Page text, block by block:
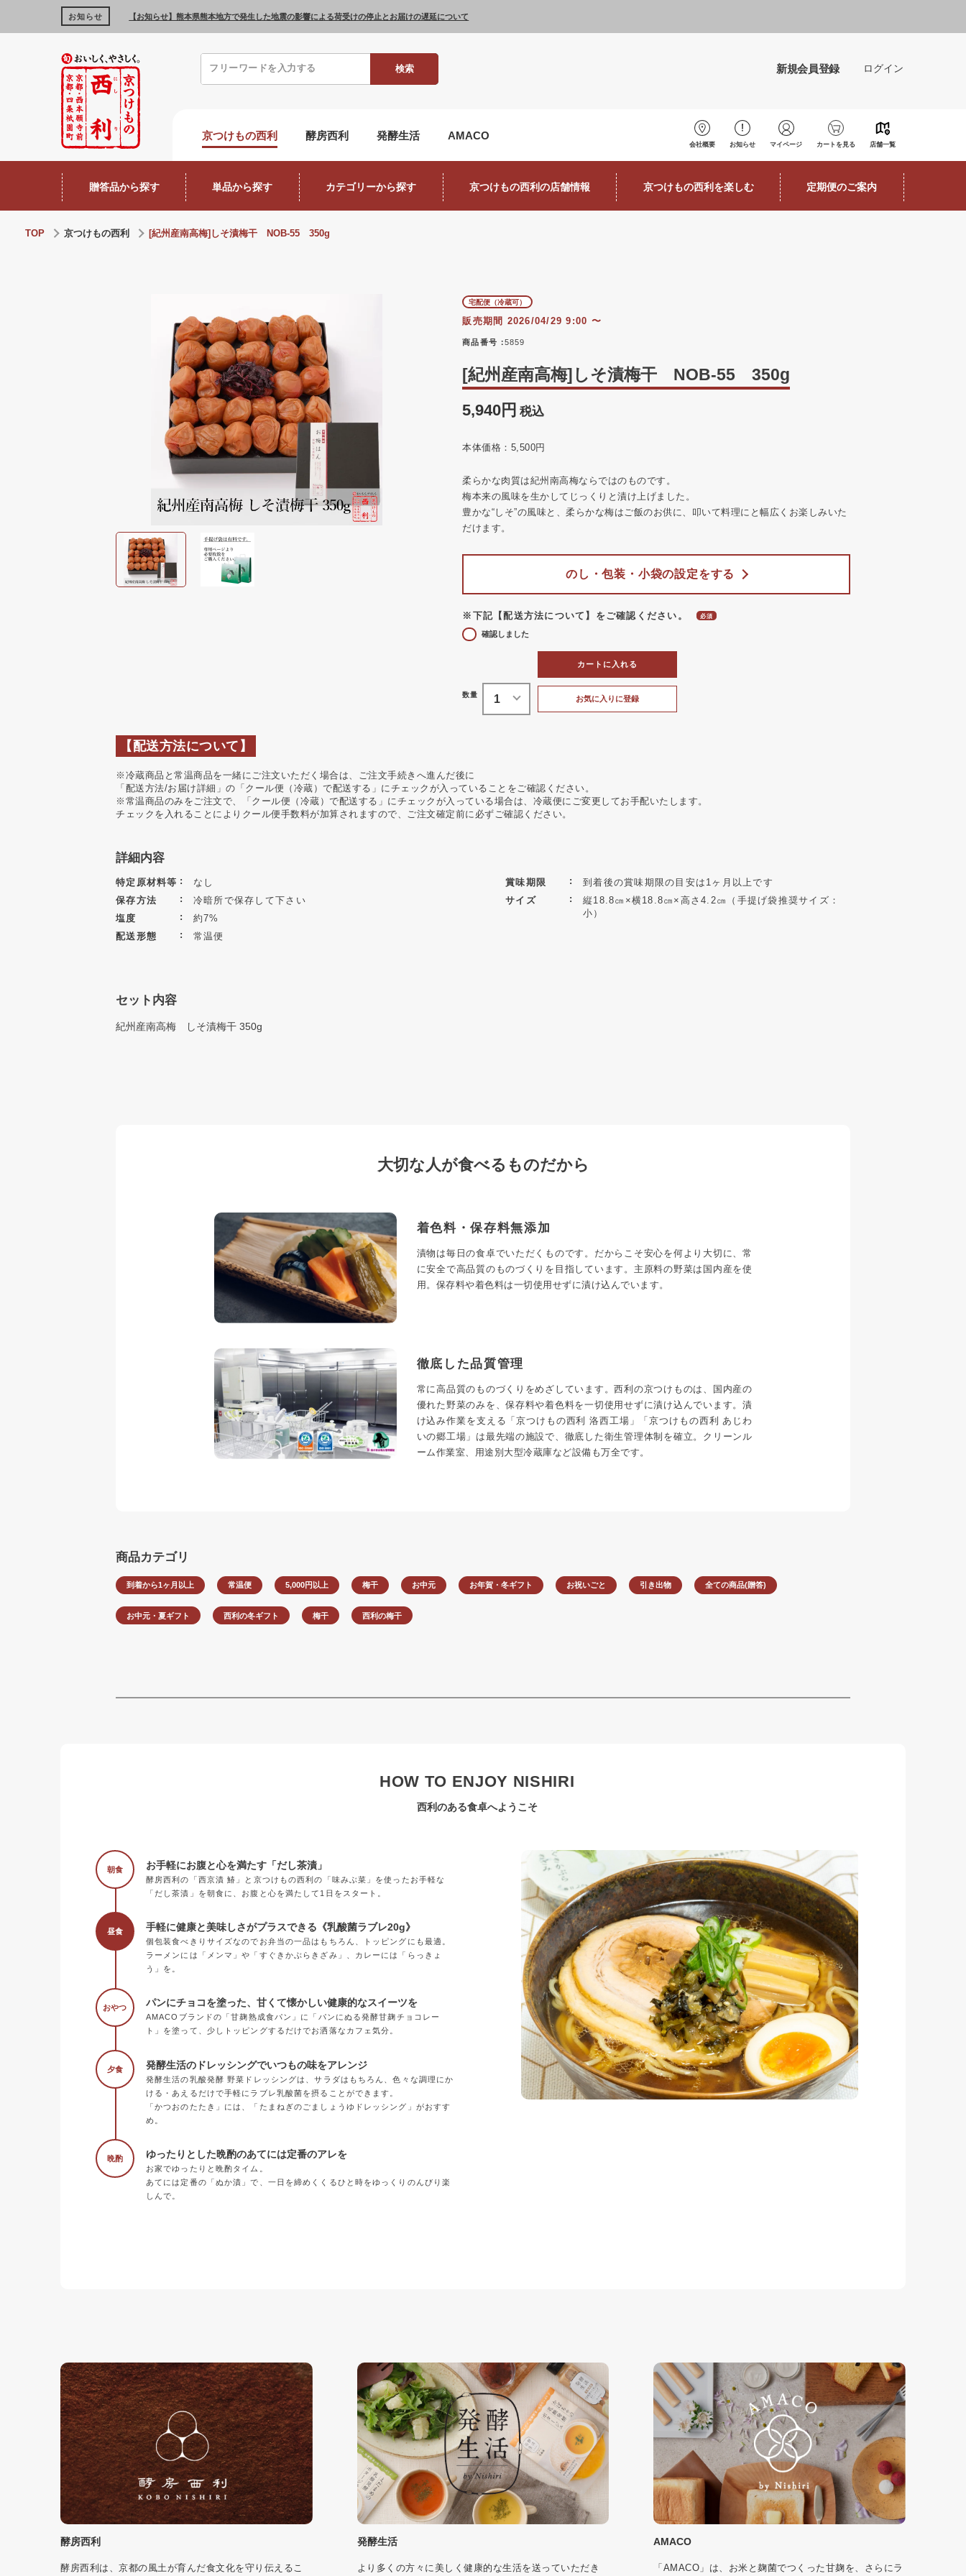
お知らせ 【お知らせ】熊本県熊本地方で発生した地震の影響による荷受けの停止とお届けの遅延について
検索 新規会員登録 ログイン
京つけもの西利 酵房西利 発酵生活 AMACO
会社概要 お知らせ マイページ カートを見る 店舗一覧
贈答品から探す 単品から探す カテゴリーから探す 京つけもの西利の店舗情報 京つけもの西利を楽しむ 定期便のご案内
TOP 京つけもの西利 [紀州産南高梅]しそ漬梅干 NOB-55 350g
宅配便（冷蔵可）
販売期間 2026/04/29 9:00 〜
商品番号 5859
[紀州産南高梅]しそ漬梅干 NOB-55 350g
5,940 税込
本体価格：5,500円
柔らかな肉質は紀州南高梅ならではのものです。
梅本来の風味を生かしてじっくりと漬け上げました。
豊かな“しそ”の風味と、柔らかな梅はご飯のお供に、叩いて料理にと幅広くお楽しみいた
だけます。
のし・包装・小袋の設定をする
※下記【配送方法について】をご確認ください。
確認しました
お気に入りに登録
カートに入れる
【配送方法について】
※冷蔵商品と常温商品を一緒にご注文いただく場合は、ご注文手続きへ進んだ後に
「配送方法/お届け詳細」の「クール便（冷蔵）で配送する」にチェックが入っていることをご確認ください。
※常温商品のみをご注文で、「クール便（冷蔵）で配送する」にチェックが入っている場合は、冷蔵便にご変更してお手配いたします。
チェックを入れることによりクール便手数料が加算されますので、ご注文確定前に必ずご確認ください。
詳細内容
特定原材料等
なし
保存方法
冷暗所で保存して下さい
塩度
約7%
配送形態
常温便
賞味期限
到着後の賞味期限の目安は1ヶ月以上です
サイズ
縦18.8㎝×横18.8㎝×高さ4.2㎝（手提げ袋推奨サイズ：
小）
セット内容
紀州産南高梅 しそ漬梅干 350g
大切な人が食べるものだから
着色料・保存料無添加
漬物は毎日の食卓でいただくものです。だからこそ安心を何より大切に、常
に安全で高品質のものづくりを目指しています。主原料の野菜は国内産を使
用。保存料や着色料は一切使用せずに漬け込んでいます。
徹底した品質管理
常に高品質のものづくりをめざしています。西利の京つけものは、国内産の
優れた野菜のみを、保存料や着色料を一切使用せずに漬け込んでいます。漬
け込み作業を支える「京つけもの西利 洛西工場」「京つけもの西利 あじわ
いの郷工場」は最先端の施設で、徹底した衛生管理体制を確立。クリーンル
ーム作業室、用途別大型冷蔵庫など設備も万全です。
商品カテゴリ
到着から1ヶ月以上 常温便 5,000円以上 梅干 お中元 お年賀・冬ギフト お祝いごと 引き出物 全ての商品(贈答)
お中元・夏ギフト 西利の冬ギフト 梅干 西利の梅干
HOW TO ENJOY NISHIRI
西利のある食卓へようこそ
朝食 お手軽にお腹と心を満たす「だし茶漬」
酵房西利の「西京漬 鰆」と京つけもの西利の「味みぶ菜」を使ったお手軽な
「だし茶漬」を朝食に、お腹と心を満たして1日をスタート。
昼食 手軽に健康と美味しさがプラスできる《乳酸菌ラブレ20g》
個包装食べきりサイズなのでお弁当の一品はもちろん、トッピングにも最適。
ラーメンには「メンマ」や「すぐきかぶらきざみ」、カレーには「らっきょ
う」を。
おやつ パンにチョコを塗った、甘くて懐かしい健康的なスイーツを
AMACOブランドの「甘麹熟成食パン」に「パンにぬる発酵甘麹チョコレー
ト」を塗って、少しトッピングするだけでお洒落なカフェ気分。
夕食 発酵生活のドレッシングでいつもの味をアレンジ
発酵生活の乳酸発酵 野菜ドレッシングは、サラダはもちろん、色々な調理にか
ける・あえるだけで手軽にラブレ乳酸菌を摂ることができます。
「かつおのたたき」には、「たまねぎのごましょうゆドレッシング」がおすす
め。
晩酌 ゆったりとした晩酌のあてには定番のアレを
お家でゆったりと晩酌タイム。
あてには定番の「ぬか漬」で、一日を締めくくるひと時をゆっくりのんびり楽
しんで。
酵房西利
酵房西利は、京都の風土が育んだ食文化を守り伝えるこ
発酵生活
より多くの方々に美しく健康的な生活を送っていただき
AMACO
「AMACO」は、お米と麹菌でつくった甘麹を、さらにラ